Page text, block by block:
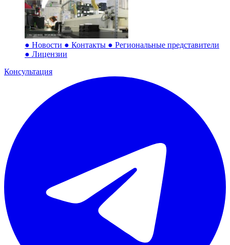
● Новости ● Контакты ● Региональные представители
● Лицензии
Консультация